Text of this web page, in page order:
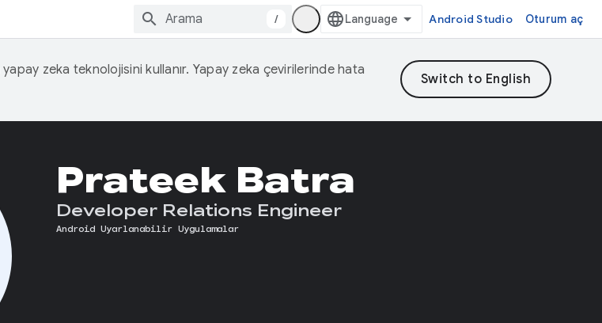
/ Android Studio Oturum aç
zeka teknolojisini kullanır. Yapay zeka çevirilerinde hata
Prateek Batra
Developer Relations Engineer
Android Uyarlanabilir Uygulamalar